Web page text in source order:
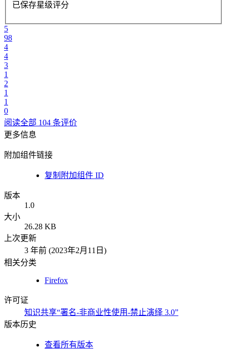
已保存星级评分
5
98
4
4
3
1
2
1
1
0
阅读全部 104 条评价
更多信息
附加组件链接
复制附加组件 ID
版本
1.0
大小
26.28 KB
上次更新
3 年前 (2023年2月11日)
相关分类
Firefox
许可证
知识共享“署名-非商业性使用-禁止演绎 3.0”
版本历史
查看所有版本